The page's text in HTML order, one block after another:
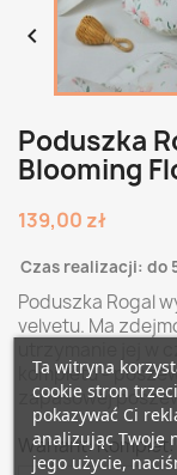

Poduszka
Blooming
139,00 zł
Czas realizacji: do
Poduszka Rogal
velvetu. Ma
kompletu -
zapasowej
Wariant:
Ta witryna
cookie stron
pokazywać Ci
analizując Twoje
jego użycie,